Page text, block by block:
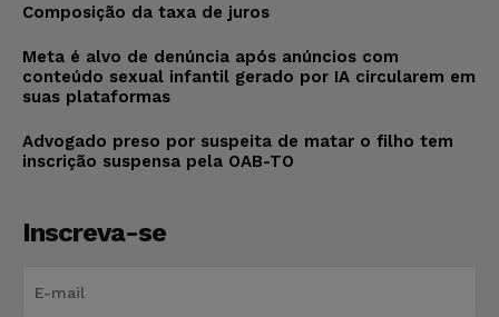
Composição da taxa de juros
Meta é alvo de denúncia após anúncios com
conteúdo sexual infantil gerado por IA circularem em
suas plataformas
Advogado preso por suspeita de matar o filho tem
inscrição suspensa pela OAB-TO
Inscreva-se